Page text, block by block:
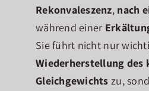
Rekonvaleszenz, nach
während einer
Sie führt nicht nur
Wiederherstellung des
Gleichgewichts zu,